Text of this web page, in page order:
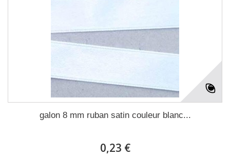
galon 8 mm ruban satin couleur blanc...
0,23 €